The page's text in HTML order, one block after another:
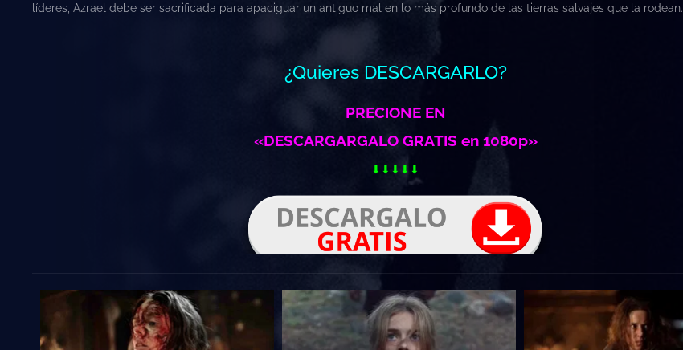
líderes, Azrael debe ser sacrificada para apaciguar un antiguo mal en lo más profundo de las tierras salvajes que la rodean.
¿Quieres DESCARGARLO?
PRECIONE EN
«DESCARGARGALO GRATIS en 1080p»
⬇⬇⬇⬇⬇